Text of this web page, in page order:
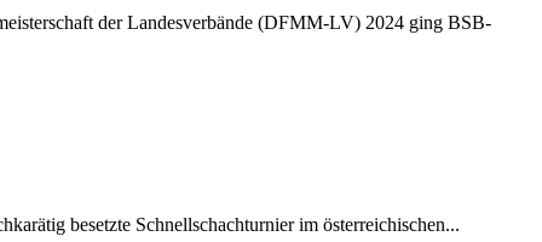
der Landesverbände (DFMM-LV) 2024 ging BSB-
besetzte Schnellschachturnier im österreichischen...